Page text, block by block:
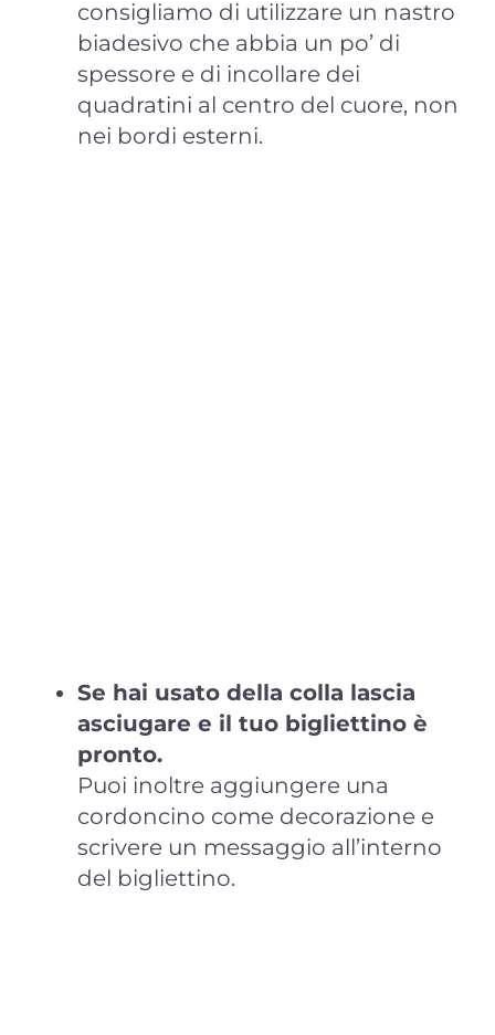
consigliamo di utilizzare un nastro
biadesivo che abbia un po’ di
spessore e di incollare dei
quadratini al centro del cuore, non
nei bordi esterni.
Se hai usato della colla lascia
asciugare e il tuo bigliettino è
pronto.
Puoi inoltre aggiungere una
cordoncino come decorazione e
scrivere un messaggio all’interno
del bigliettino.